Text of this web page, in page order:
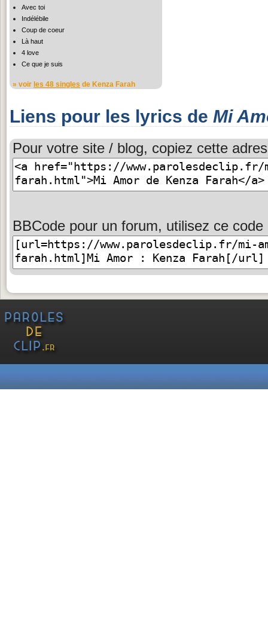
Avec toi
Indélébile
Coup de coeur
Là haut
4 love
Ce que je suis
» voir les 48 singles de Kenza Farah
Liens pour les lyrics de Mi
Pour votre site / blog, copiez cette
BBCode pour un forum, utilisez ce code